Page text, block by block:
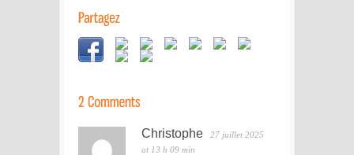
Christophe
27 juillet 2025
at 13 h 09 min